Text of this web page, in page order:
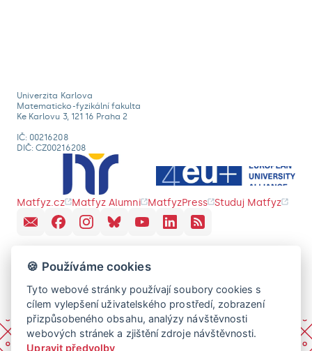
Univerzita Karlova
Matematicko-fyzikální fakulta
Ke Karlovu 3, 121 16 Praha 2
IČ: 00216208
DIČ: CZ00216208
Matfyz.cz Matfyz Alumni MatfyzPress Studuj Matfyz
🍪 Používáme cookies
Tyto webové stránky používají soubory cookies s
cílem vylepšení uživatelského prostředí, zobrazení
přizpůsobeného obsahu, analýzy návštěvnosti
webových stránek a zjištění zdroje návštěvnosti.
Upravit předvolby